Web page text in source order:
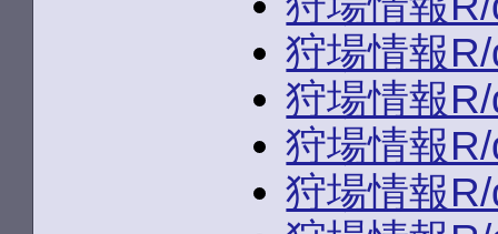
狩場情報
狩場情報
狩場情報
狩場情報